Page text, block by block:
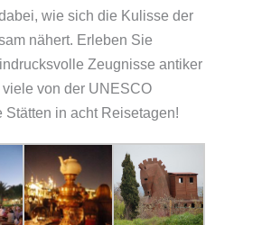
wie sich die Kulisse der
nähert. Erleben Sie
Zeugnisse antiker
viele von der UNESCO
Stätten in acht Reisetagen!